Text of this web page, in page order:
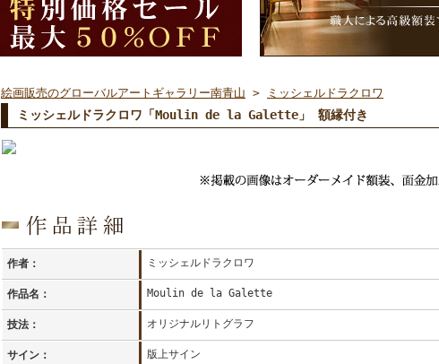
絵画販売のグローバルアートギャラリー南青山 > ミッシェルドラクロワ
ミッシェルドラクロワ「Moulin de la Galette」 額縁付き
作者： ミッシェルドラクロワ
作品名： Moulin de la Galette
技法： オリジナルリトグラフ
サイン： 版上サイン